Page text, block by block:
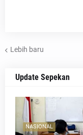
Lebih baru
Update Sepekan
NASIONAL